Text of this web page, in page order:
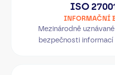
ISO
INFORMAČNÍ
Mezinárodně
bezpečnosti